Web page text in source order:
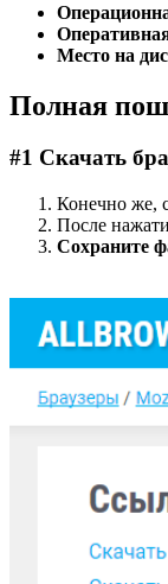
Место на
Полная
#1 Скачать
Конечно же,
После
Сохраните